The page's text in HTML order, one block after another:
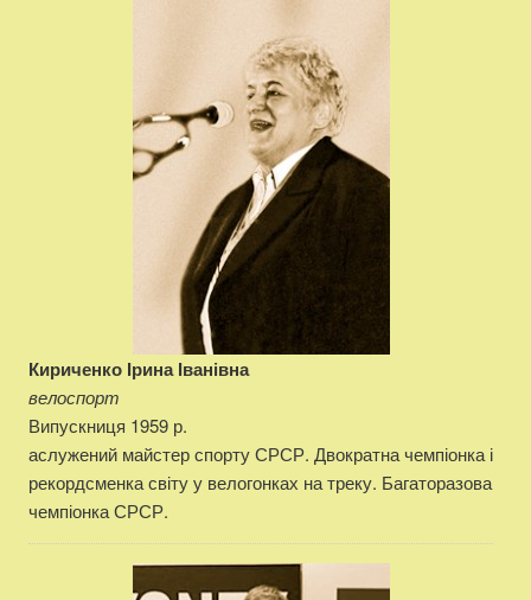
Кириченко Ірина Іванівна
велоспорт
Випускниця 1959 р.
аслужений майстер спорту СРСР. Двократна чемпіонка і
рекордсменка світу у велогонках на треку. Багаторазова
чемпіонка СРСР.